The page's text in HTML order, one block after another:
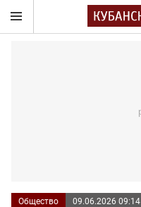
Общество 09.06.2026 09:14